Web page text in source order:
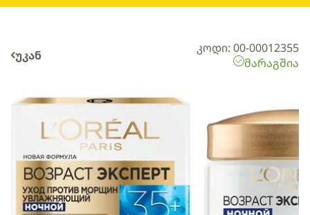
უკან
კოდი: 00-00012355
მარაგშია